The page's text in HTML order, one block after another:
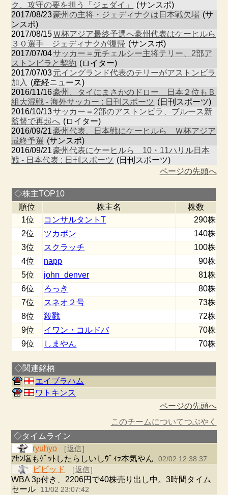
ク、攻守の要を担う「ジェダイ」
(サンスポ)
2017/08/23豪州の主将・ジェディナクは日本戦欠場 (サ
ンスポ)
2017/08/15Ｗ杯アジア最終予選へ豪州代表はケーヒルら
３０選手 ジェディナクが復帰 (サンスポ)
2017/07/04サッカー＝元チェルシー主将テリー、2部ア
ストンビラと契約 (ロイター)
2017/07/03元イングランド代表のテリーがアストンビラ
加入 (産経ニュース)
2016/11/16豪州、タイにまさかのドロー 日本２位もＢ
組大混戦 - 海外サッカー : 日刊スポーツ (日刊スポーツ)
2016/10/13サッカー＝2部のアストンビラ、ブルース新
監督で再起へ (ロイター)
2016/09/21 豪州代表、日本戦にケーヒルら Ｗ杯アジア
最終予選 (サンスポ)
2016/09/21 豪州代表にケーヒルら 10・11ハリル日本
戦 - 日本代表 : 日刊スポーツ (日刊スポーツ)
ページの先頭へ
◇株主TOP10
順位
株主名
株数
1位
コンサルタントT
290株
2位
ツカポン
140株
3位
スクラッチ
100株
4位
napp
90株
5位
john_denver
81株
6位
ろっき
80株
7位
スネオ２号
73株
8位
殺戮
72株
9位
イワン・コルドバ
70株
9位
しまやん 70株
◇関連銘柄
エイブラハム
ワトキンス
ページの先頭へ
このチームについてつぶやく
◇タイムライン
ryuhyo
[返信]
ｱｾﾝ塩もｹﾞｯﾄしたらしいしｳﾞｨﾗ本気やん 02/02 12:38:37
ビビッド [返信]
WBA 3p付き、2206円で40株売り出し中。3時間タイム
セール
11/02 23:07:42